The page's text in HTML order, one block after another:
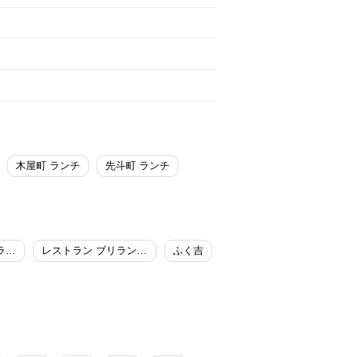
木屋町 ランチ 先斗町 ランチ
鉄板焼 燔／京都ブライトンホテル レストラン ブリランテ／京都ガーデンパレス ふく吉